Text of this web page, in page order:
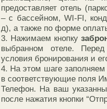
предоставляет отель
– с бассейном, WI-FI,
д), а также по форме
3. Нажимаем кнопку
выбранном отеле. Перед
условия бронирования и
4. На этом шаге
в соответствующие поля
Телефон. На ваш
после нажатия кнопки